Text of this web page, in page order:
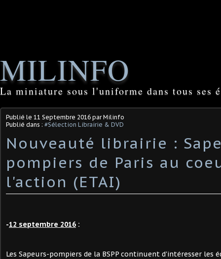
MILINFO
La miniature sous l'uniforme dans tous ses
Publié le 11 Septembre 2016 par Milinfo
Publié dans : #Sélection Librairie & DVD
Nouveauté librairie :
pompiers de Paris au
l'action (ETAI)
-12 septembre 2016 :
Les Sapeurs-pompiers de la BSPP continuent d'intéresser les